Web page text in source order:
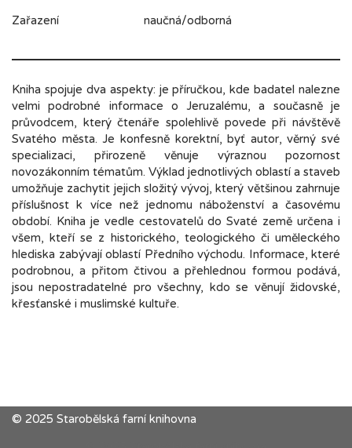
Zařazení naučná/odborná
Kniha spojuje dva aspekty: je příručkou, kde badatel nalezne
velmi podrobné informace o Jeruzalému, a současně je
průvodcem, který čtenáře spolehlivě povede při návštěvě
Svatého města. Je konfesně korektní, byť autor, věrný své
specializaci, přirozeně věnuje výraznou pozornost
novozákonním tématům. Výklad jednotlivých oblastí a staveb
umožňuje zachytit jejich složitý vývoj, který většinou zahrnuje
příslušnost k více než jednomu náboženství a časovému
období. Kniha je vedle cestovatelů do Svaté země určena i
všem, kteří se z historického, teologického či uměleckého
hlediska zabývají oblastí Předního východu. Informace, které
podrobnou, a přitom čtivou a přehlednou formou podává,
jsou nepostradatelné pro všechny, kdo se věnují židovské,
křesťanské i muslimské kultuře.
© 2025 Starobělská farní knihovna